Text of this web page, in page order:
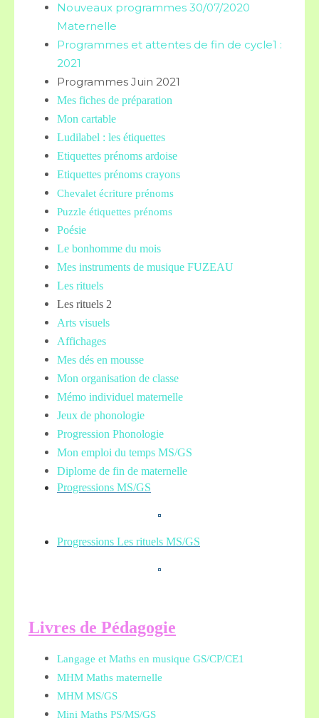
Nouveaux programmes 30/07/2020
Maternelle
Programmes et attentes de fin de cycle1 :
2021
Programmes Juin 2021
Mes fiches de préparation
Mon cartable
Ludilabel : les étiquettes
Etiquettes prénoms ardoise
Etiquettes prénoms crayons
Chevalet écriture prénoms
Puzzle étiquettes prénoms
Poésie
Le bonhomme du mois
Mes instruments de musique FUZEAU
Les rituels
Les rituels 2
Arts visuels
Affichages
Mes dés en mousse
Mon organisation de classe
Mémo individuel maternelle
Jeux de phonologie
Progression Phonologie
Mon emploi du temps MS/GS
Diplome de fin de maternelle
Progressions MS/GS
Progressions Les rituels MS/GS
Livres de Pédagogie
Langage et Maths en musique GS/CP/CE1
MHM Maths maternelle
MHM MS/GS
Mini Maths PS/MS/GS